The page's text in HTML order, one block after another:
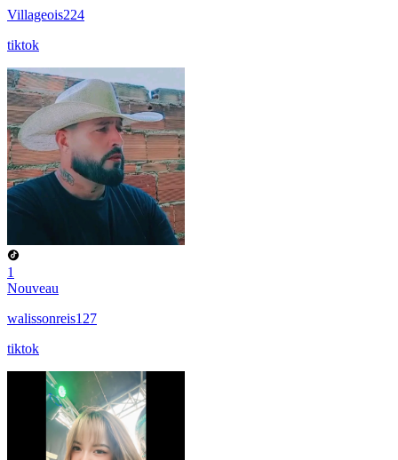
Villageois224
tiktok
1
Nouveau
walissonreis127
tiktok